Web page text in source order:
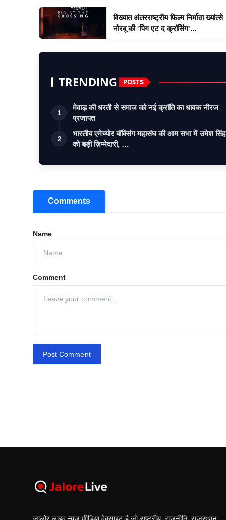
विख्यात अंतरराष्ट्रीय फिल्म निर्माता ख्यांत्से
नोरबू की 'पिग एट द क्रॉसिंग'...
TRENDING POSTS
1
मेवाड़ की धरती से समाज को नई क्रांति का धावक नीरज
प्रजापत
2
भारतीय एमेच्योर बॉक्सिंग महासंघ की आम सभा में उमेश सिंह
को बड़ी ज़िम्मेदारी, …
Comments
Name
Comment
Post Comment